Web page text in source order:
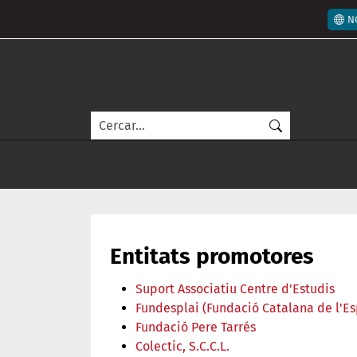
Cerca
Entitats promotores
Suport Associatiu Centre d'Estudis
Fundesplai (Fundació Catalana de
Fundació Pere Tarrés
Colectic, S.C.C.L.